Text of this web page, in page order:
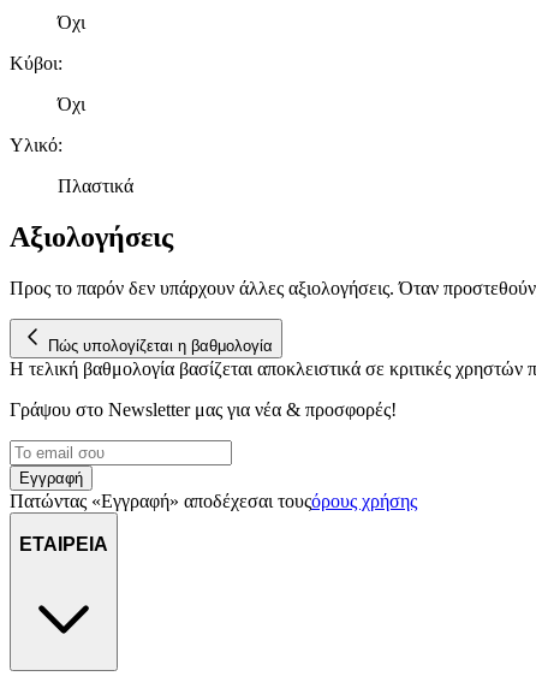
Όχι
Κύβοι:
Όχι
Υλικό:
Πλαστικά
Αξιολογήσεις
Προς το παρόν δεν υπάρχουν άλλες αξιολογήσεις. Όταν
Πώς υπολογίζεται η βαθμολογία
Η τελική βαθμολογία βασίζεται αποκλειστικά σε κριτικές
Γράψου στο Νewsletter μας για νέα & προσφορές!
Εγγραφή
Πατώντας «Εγγραφή» αποδέχεσαι τουςόρους χρήσης
ΕΤΑΙΡΕΙΑ